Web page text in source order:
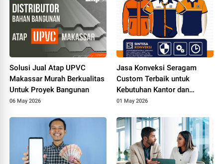
Solusi Jual Atap UPVC
Makassar Murah Berkualitas
Untuk Proyek Bangunan
06 May 2026
Jasa Konveksi Seragam
Custom Terbaik untuk
Kebutuhan Kantor dan
Sekolah
01 May 2026